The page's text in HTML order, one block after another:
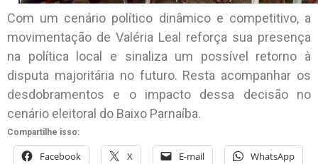
Com um cenário político dinâmico e competitivo, a
movimentação de Valéria Leal reforça sua presença
na política local e sinaliza um possível retorno à
disputa majoritária no futuro. Resta acompanhar os
desdobramentos e o impacto dessa decisão no
cenário eleitoral do Baixo Parnaíba.
Compartilhe isso:
Facebook X E-mail WhatsApp